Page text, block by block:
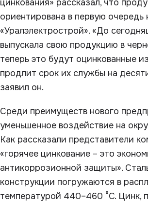
цинкования» рассказал, что
ориентирована в первую очередь
«Уралэлектрострой». «До
выпускала свою продукцию в
теперь это будут оцинкованные
продлит срок их службы на
заявил он.
Среди преимуществ нового
уменьшенное воздействие на
Как рассказали представители
«горячее цинкование – это
антикоррозионной защиты».
конструкции погружаются в
температурой 440–460 °C. Цинк,